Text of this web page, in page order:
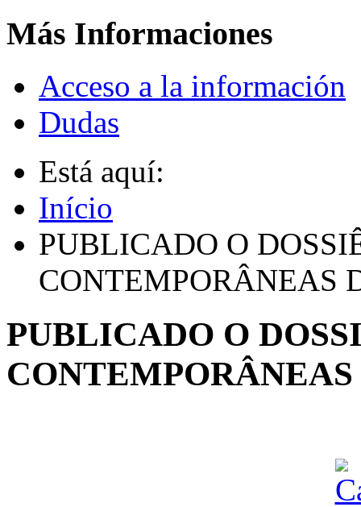
Más Informaciones
Acceso a la información
Dudas
Está aquí:
Início
PUBLICADO O
CONTEMPORÂNEAS
PUBLICADO O